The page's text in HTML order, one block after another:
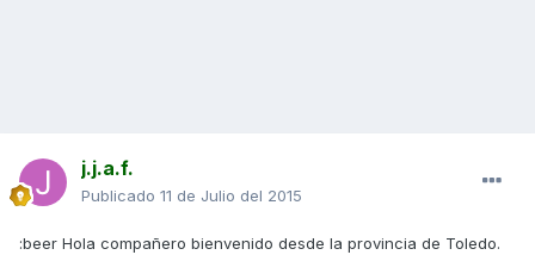
j.j.a.f.
Publicado 11 de Julio del 2015
:beer Hola compañero bienvenido desde la provincia de Toledo.